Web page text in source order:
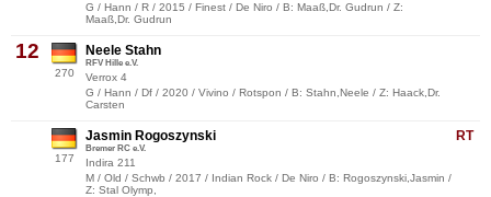
G / Hann / R / 2015 / Finest / De Niro / B: Maaß,Dr. Gudrun / Z:
Maaß,Dr. Gudrun
12
270
Neele Stahn
RFV Hille e.V.
Verrox 4
G / Hann / Df / 2020 / Vivino / Rotspon / B: Stahn,Neele / Z: Haack,Dr.
Carsten
177
RT
Jasmin Rogoszynski
Bremer RC e.V.
Indira 211
M / Old / Schwb / 2017 / Indian Rock / De Niro / B: Rogoszynski,Jasmin /
Z: Stal Olymp,